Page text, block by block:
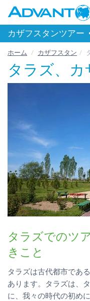
カザフスタンツアー •
ホーム カザフスタン
タラズ、
タラズでのツ
きこと
タラズは古代都市であ
あります。タラズは、
に、我々の時代の初め